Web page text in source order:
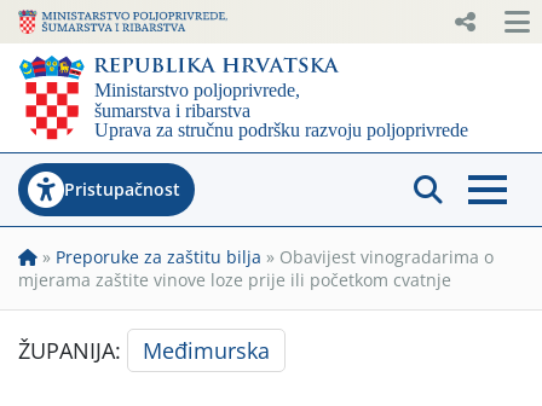
Pristupačnost
» Preporuke za zaštitu bilja » Obavijest vinogradarima o
mjerama zaštite vinove loze prije ili početkom cvatnje
ŽUPANIJA: Međimurska